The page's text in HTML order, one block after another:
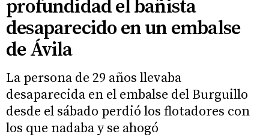
profundidad el bañista
desaparecido en un embalse
de Ávila
La persona de 29 años llevaba
desaparecida en el embalse del Burguillo
desde el sábado perdió los flotadores con
los que nadaba y se ahogó